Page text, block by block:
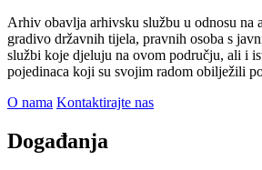
Arhiv obavlja arhivsku službu u odnosu na
gradivo državnih tijela, pravnih osoba s
službi koje djeluju na ovom području, ali i
pojedinaca koji su svojim radom obilježili
O nama Kontaktirajte nas
Događanja